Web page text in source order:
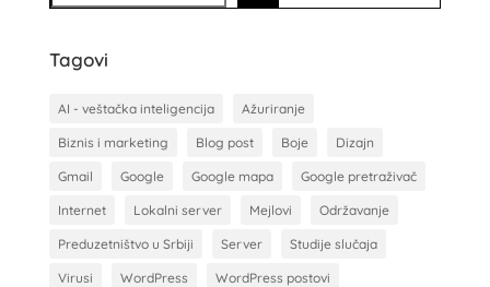
e
r
Tagovi
AI - veštačka inteligencija Ažuriranje
Biznis i marketing Blog post Boje Dizajn
Gmail Google Google mapa Google pretraživač
Internet Lokalni server Mejlovi Održavanje
Preduzetništvo u Srbiji Server Studije slučaja
Virusi WordPress WordPress postovi